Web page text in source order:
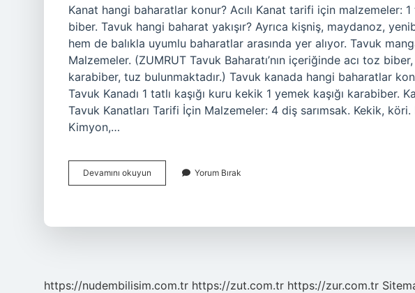
Kanat hangi baharatlar konur? Acılı Kanat tarifi için malzemeler: 1
biber. Tavuk hangi baharat yakışır? Ayrıca kişniş, maydanoz,
hem de balıkla uyumlu baharatlar arasında yer alıyor. Tavuk
Malzemeler. (ZUMRUT Tavuk Baharatı’nın içeriğinde acı toz
karabiber, tuz bulunmaktadır.) Tavuk kanada hangi baharatlar
Tavuk Kanadı 1 tatlı kaşığı kuru kekik 1 yemek kaşığı karabiber.
Tavuk Kanatları Tarifi İçin Malzemeler: 4 diş sarımsak. Kekik, köri.
Kimyon,…
Devamını okuyun
Için
Yorum Bırak
https://nudembilisim.com.tr https://zut.com.tr https://zur.com.tr